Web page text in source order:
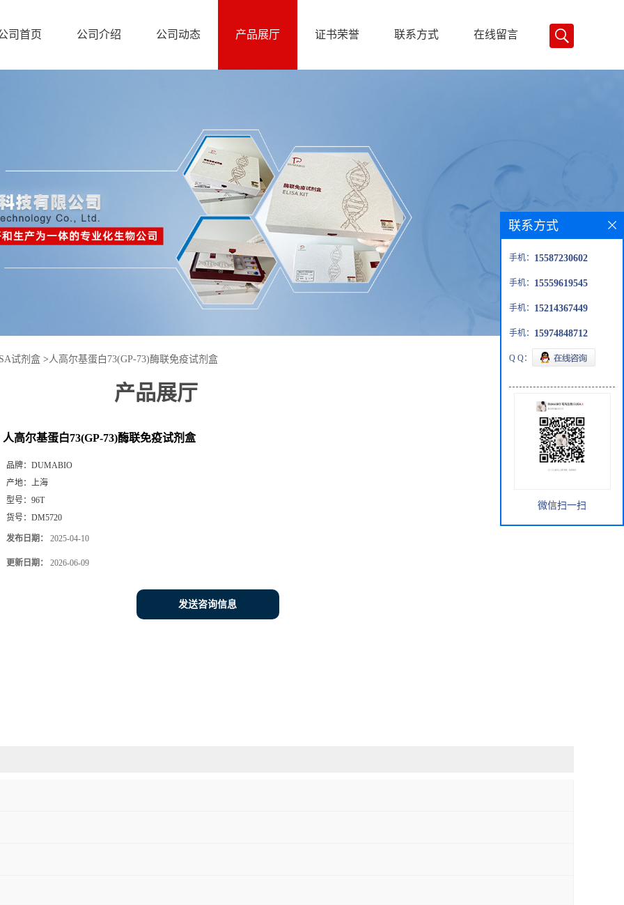
司首页 公司介绍 公司动态 产品展厅 证书荣誉 联系方式 在线留言
试剂盒 > 人高尔基蛋白73(GP-73)酶联免疫试剂盒
产品展厅
人高尔基蛋白73(GP-73)酶联免疫试剂盒
品牌： DUMABIO
产地：
上海
型号： 96T
货号： DM5720
发布日期： 2025-04-10
更新日期： 2026-06-09
发送咨询信息
联系方式
手机： 15587230602
手机： 15559619545
手机： 15214367449
手机： 15974848712
Q Q：
微信扫一扫